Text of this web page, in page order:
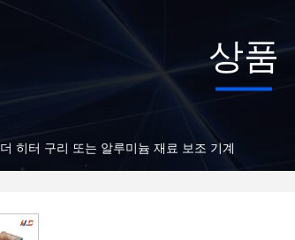
상품
히터 구리 또는 알루미늄 재료 보조 기계